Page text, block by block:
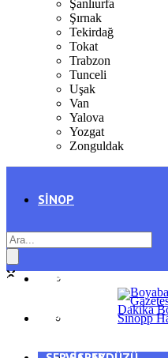
Şanlıurfa
Şırnak
Tekirdağ
Tokat
Trabzon
Tunceli
Uşak
Van
Yalova
Yozgat
Zonguldak
SINOP
AYANCIK
GENEL
SPOR